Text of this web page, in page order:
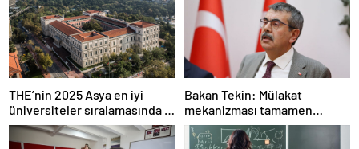
THE’nin 2025 Asya en iyi
üniversiteler sıralamasında 4
Türk üniversitesi ilk 100’e
girdi
Bakan Tekin: Mülakat
mekanizması tamamen
kalkıyor